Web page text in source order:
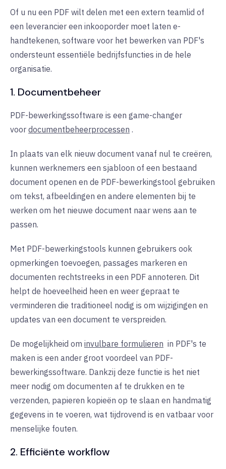
Of u nu een PDF wilt delen met een extern teamlid of
een leverancier een inkooporder moet laten e-
handtekenen, software voor het bewerken van PDF's
ondersteunt essentiële bedrijfsfuncties in de hele
organisatie.
1. Documentbeheer
PDF-bewerkingssoftware is een game-changer
voor documentbeheerprocessen .
In plaats van elk nieuw document vanaf nul te creëren,
kunnen werknemers een sjabloon of een bestaand
document openen en de PDF-bewerkingstool gebruiken
om tekst, afbeeldingen en andere elementen bij te
werken om het nieuwe document naar wens aan te
passen.
Met PDF-bewerkingstools kunnen gebruikers ook
opmerkingen toevoegen, passages markeren en
documenten rechtstreeks in een PDF annoteren. Dit
helpt de hoeveelheid heen en weer gepraat te
verminderen die traditioneel nodig is om wijzigingen en
updates van een document te verspreiden.
De mogelijkheid om invulbare formulieren in PDF's te
maken is een ander groot voordeel van PDF-
bewerkingssoftware. Dankzij deze functie is het niet
meer nodig om documenten af te drukken en te
verzenden, papieren kopieën op te slaan en handmatig
gegevens in te voeren, wat tijdrovend is en vatbaar voor
menselijke fouten.
2. Efficiënte workflow